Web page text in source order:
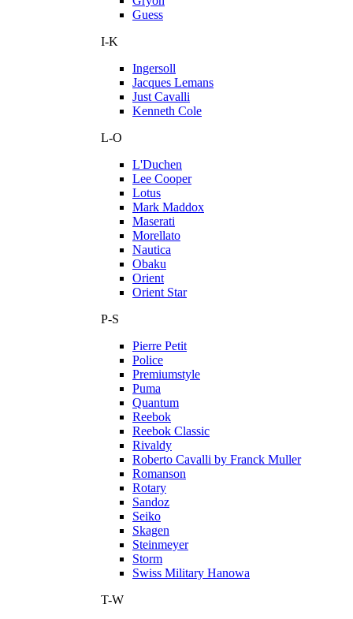
Guess
I-K
Ingersoll
Jacques Lemans
Just Cavalli
Kenneth Cole
L-O
L'Duchen
Lee Cooper
Lotus
Mark Maddox
Maserati
Morellato
Nautica
Obaku
Orient
Orient Star
P-S
Pierre Petit
Police
Premiumstyle
Puma
Quantum
Reebok
Reebok Classic
Rivaldy
Roberto Cavalli by Franck Muller
Romanson
Rotary
Sandoz
Seiko
Skagen
Steinmeyer
Storm
Swiss Military Hanowa
T-W